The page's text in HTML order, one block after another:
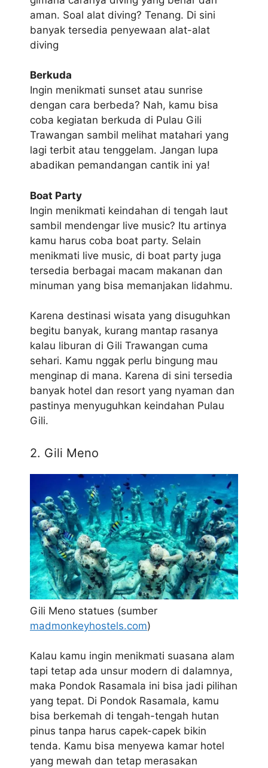
aman. Soal alat diving? Tenang. Di sini
banyak tersedia penyewaan alat-alat
diving
Berkuda
Ingin menikmati sunset atau sunrise
dengan cara berbeda? Nah, kamu bisa
coba kegiatan berkuda di Pulau Gili
Trawangan sambil melihat matahari yang
lagi terbit atau tenggelam. Jangan lupa
abadikan pemandangan cantik ini ya!
Boat Party
Ingin menikmati keindahan di tengah laut
sambil mendengar live music? Itu artinya
kamu harus coba boat party. Selain
menikmati live music, di boat party juga
tersedia berbagai macam makanan dan
minuman yang bisa memanjakan lidahmu.
Karena destinasi wisata yang disuguhkan
begitu banyak, kurang mantap rasanya
kalau liburan di Gili Trawangan cuma
sehari. Kamu nggak perlu bingung mau
menginap di mana. Karena di sini tersedia
banyak hotel dan resort yang nyaman dan
pastinya menyuguhkan keindahan Pulau
Gili.
2. Gili Meno
Gili Meno statues (sumber
madmonkeyhostels.com)
Kalau kamu ingin menikmati suasana alam
tapi tetap ada unsur modern di dalamnya,
maka Pondok Rasamala ini bisa jadi pilihan
yang tepat. Di Pondok Rasamala, kamu
bisa berkemah di tengah-tengah hutan
pinus tanpa harus capek-capek bikin
tenda. Kamu bisa menyewa kamar hotel
yang mewah dan tetap merasakan